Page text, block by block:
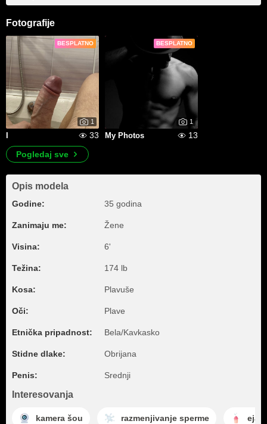
Fotografije
BESPLATNO
1
33
BESPLATNO
1
My Photos
13
Pogledaj sve
Opis modela
Godine: 35 godina
Zanimaju me: Žene
Visina: 6'
Težina: 174 lb
Kosa: Plavuše
Oči: Plave
Etnička pripadnost: Bela/Kavkasko
Stidne dlake: Obrijana
Penis: Srednji
Interesovanja
kamera šou razmenjivanje sperme